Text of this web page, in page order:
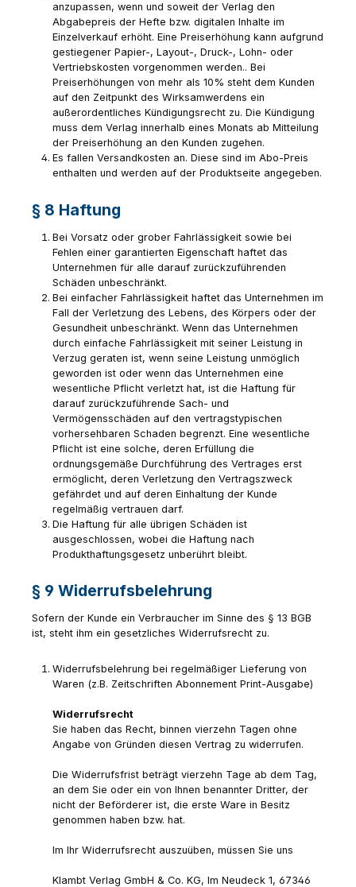
anzupassen, wenn und soweit der Verlag den
Abgabepreis der Hefte bzw. digitalen Inhalte im
Einzelverkauf erhöht. Eine Preiserhöhung kann aufgrund
gestiegener Papier-, Layout-, Druck-, Lohn- oder
Vertriebskosten vorgenommen werden.. Bei
Preiserhöhungen von mehr als 10% steht dem Kunden
auf den Zeitpunkt des Wirksamwerdens ein
außerordentliches Kündigungsrecht zu. Die Kündigung
muss dem Verlag innerhalb eines Monats ab Mitteilung
der Preiserhöhung an den Kunden zugehen.
Es fallen Versandkosten an. Diese sind im Abo-Preis
enthalten und werden auf der Produktseite angegeben.
§ 8 Haftung
Bei Vorsatz oder grober Fahrlässigkeit sowie bei
Fehlen einer garantierten Eigenschaft haftet das
Unternehmen für alle darauf zurückzuführenden
Schäden unbeschränkt.
Bei einfacher Fahrlässigkeit haftet das Unternehmen im
Fall der Verletzung des Lebens, des Körpers oder der
Gesundheit unbeschränkt. Wenn das Unternehmen
durch einfache Fahrlässigkeit mit seiner Leistung in
Verzug geraten ist, wenn seine Leistung unmöglich
geworden ist oder wenn das Unternehmen eine
wesentliche Pflicht verletzt hat, ist die Haftung für
darauf zurückzuführende Sach- und
Vermögensschäden auf den vertragstypischen
vorhersehbaren Schaden begrenzt. Eine wesentliche
Pflicht ist eine solche, deren Erfüllung die
ordnungsgemäße Durchführung des Vertrages erst
ermöglicht, deren Verletzung den Vertragszweck
gefährdet und auf deren Einhaltung der Kunde
regelmäßig vertrauen darf.
Die Haftung für alle übrigen Schäden ist
ausgeschlossen, wobei die Haftung nach
Produkthaftungsgesetz unberührt bleibt.
§ 9 Widerrufsbelehrung
Sofern der Kunde ein Verbraucher im Sinne des § 13 BGB
ist, steht ihm ein gesetzliches Widerrufsrecht zu.
Widerrufsbelehrung bei regelmäßiger Lieferung von
Waren (z.B. Zeitschriften Abonnement Print-Ausgabe)
Widerrufsrecht
Sie haben das Recht, binnen vierzehn Tagen ohne
Angabe von Gründen diesen Vertrag zu widerrufen.
Die Widerrufsfrist beträgt vierzehn Tage ab dem Tag,
an dem Sie oder ein von Ihnen benannter Dritter, der
nicht der Beförderer ist, die erste Ware in Besitz
genommen haben bzw. hat.
Im Ihr Widerrufsrecht auszuüben, müssen Sie uns
Klambt Verlag GmbH & Co. KG, Im Neudeck 1, 67346